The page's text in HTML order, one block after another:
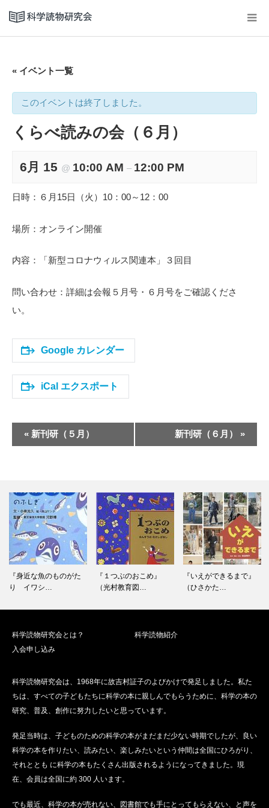
« イベント一覧
このイベントは終了しました。
くらべ読みの会（６月）
6月 15 @ 10:00 AM – 12:00 PM
日時：６月15日（火）10：00～12：00
場所：オンライン開催
内容：「新型コロナウィルス関連本」３回目
問い合わせ：詳細は会報５月号・６月号をご確認くださ
い。
Google カレンダー
iCal エクスポート
ベ
ビ
ゲ
ー
シ
ョ
ン
« 新刊研（５月） 新刊研（６月） »
『身近な魚のものがた
り イワシ…
『１つぶのおこめ』
（光村教育図…
『いえができるまで』
（ひさかた…
科学読物研究会とは？
科学読物紹介
入会申し込み
科学読物研究会は、1968年に故吉村証子のよびかけで発足しました。私た
ちは、すべての子どもたちに科学の本に親しんでもらうために、科学の本の
研究、普及、創作に努力したいと思っています。
発足当時は、子どものための科学の本がまだまだ少ない時期でしたが、良い
科学の本を作りたい、読みたい、楽しみたいという仲間は全国にひろがり、
それととも に科学の本もたくさん出版されるようになってきました。現
在、会員は全国に約 300 人います。
でも最近、科学の本が売れない、図書館でも手にとってもらえない、と声を